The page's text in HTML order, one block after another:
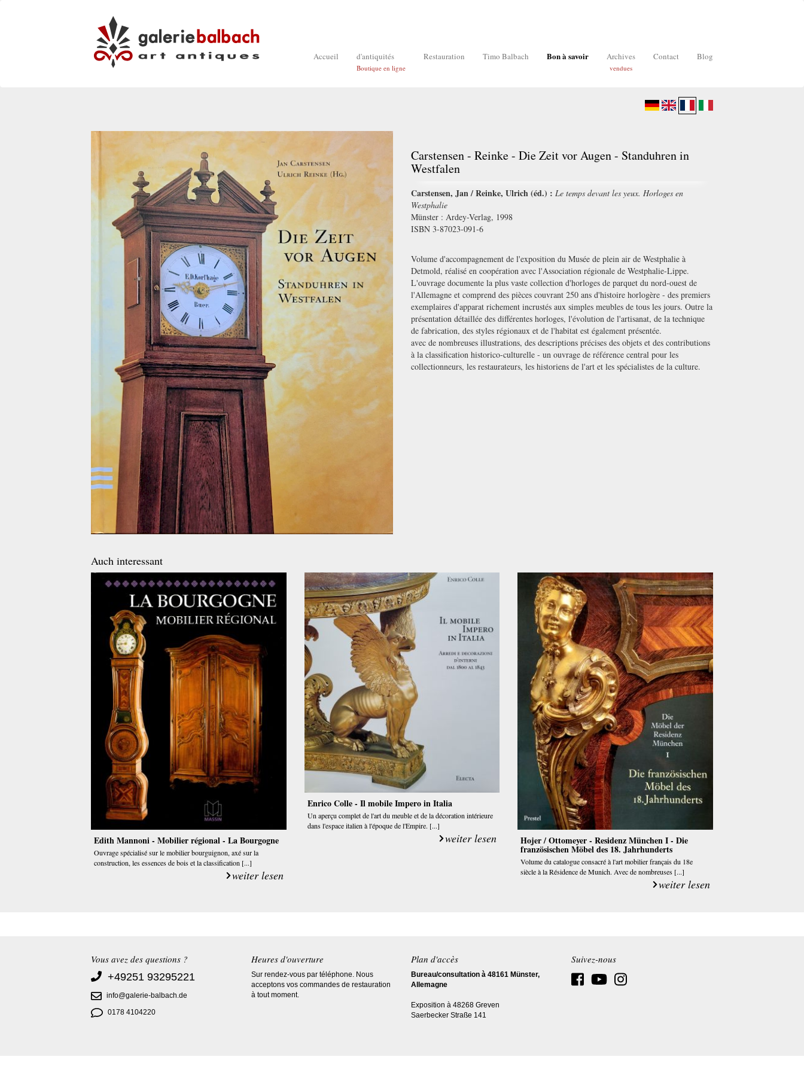
Accueil d'antiquités
Boutique en ligne
Restauration Timo Balbach Bon à savoir Archives
vendues
Contact Blog
Carstensen - Reinke - Die Zeit vor Augen - Standuhren in
Westfalen
Carstensen, Jan / Reinke, Ulrich (éd.) : Le temps devant les yeux. Horloges en
Westphalie
Münster : Ardey-Verlag, 1998
ISBN 3-87023-091-6
Volume d'accompagnement de l'exposition du Musée de plein air de Westphalie à
Detmold, réalisé en coopération avec l'Association régionale de Westphalie-Lippe.
L'ouvrage documente la plus vaste collection d'horloges de parquet du nord-ouest de
l'Allemagne et comprend des pièces couvrant 250 ans d'histoire horlogère - des premiers
exemplaires d'apparat richement incrustés aux simples meubles de tous les jours. Outre la
présentation détaillée des différentes horloges, l'évolution de l'artisanat, de la technique
de fabrication, des styles régionaux et de l'habitat est également présentée.
avec de nombreuses illustrations, des descriptions précises des objets et des contributions
à la classification historico-culturelle - un ouvrage de référence central pour les
collectionneurs, les restaurateurs, les historiens de l'art et les spécialistes de la culture.
Auch interessant
Edith Mannoni - Mobilier régional - La Bourgogne
Ouvrage spécialisé sur le mobilier bourguignon, axé sur la
construction, les essences de bois et la classification [...]
weiter lesen
Enrico Colle - Il mobile Impero in Italia
Un aperçu complet de l'art du meuble et de la décoration intérieure
dans l'espace italien à l'époque de l'Empire. [...]
weiter lesen Hojer / Ottomeyer - Residenz München I - Die
französischen Möbel des 18. Jahrhunderts
Volume du catalogue consacré à l'art mobilier français du 18e
siècle à la Résidence de Munich. Avec de nombreuses [...]
weiter lesen
Vous avez des questions ?
+49251 93295221
info@galerie-balbach.de
0178 4104220
Heures d'ouverture
Sur rendez-vous par téléphone. Nous
acceptons vos commandes de restauration
à tout moment.
Plan d'accès
Bureau/consultation à 48161 Münster,
Allemagne
Exposition à 48268 Greven
Saerbecker Straße 141
Suivez-nous